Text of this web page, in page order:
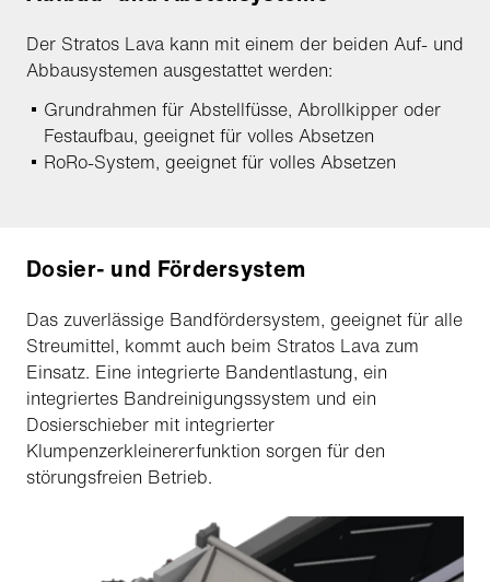
Der Stratos Lava kann mit einem der beiden Auf- und
Abbausystemen ausgestattet werden:
Grundrahmen für Abstellfüsse, Abrollkipper oder
Festaufbau, geeignet für volles Absetzen
RoRo-System, geeignet für volles Absetzen
Dosier- und Fördersystem
Das zuverlässige Bandfördersystem, geeignet für alle
Streumittel, kommt auch beim Stratos Lava zum
Einsatz. Eine integrierte Bandentlastung, ein
integriertes Bandreinigungssystem und ein
Dosierschieber mit integrierter
Klumpenzerkleinererfunktion sorgen für den
störungsfreien Betrieb.